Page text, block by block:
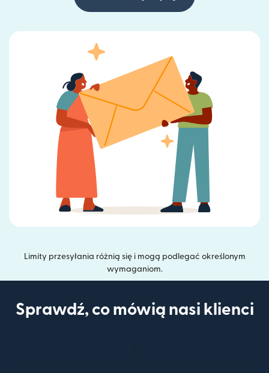
Limity przesyłania różnią się i mogą podlegać określonym
wymaganiom.
Sprawdź, co mówią nasi klienci